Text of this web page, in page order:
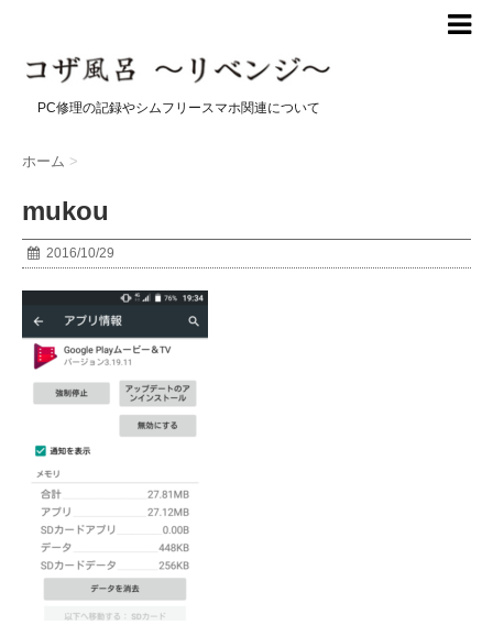
PC修理の記録やシムフリースマホ関連について
ホーム >
mukou
2016/10/29